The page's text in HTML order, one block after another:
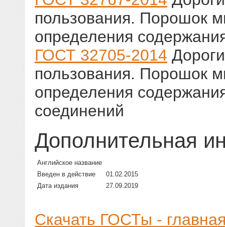
пользования. Порошок
определения
ГОСТ 32705-2014
пользования. Порошок
определения
соединений
Дополнительная
Английское название
Введен в действие
01.02.2015
Дата издания
27.09.2019
Скачать ГОСТы -